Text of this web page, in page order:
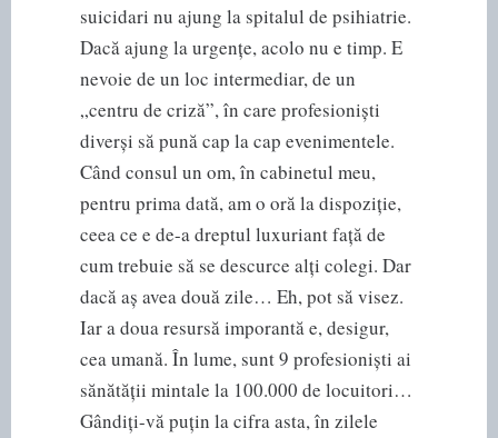
suicidari nu ajung la spitalul de psihiatrie.
Dacă ajung la urgențe, acolo nu e timp. E
nevoie de un loc intermediar, de un
„centru de criză”, în care profesioniști
diverși să pună cap la cap evenimentele.
Când consul un om, în cabinetul meu,
pentru prima dată, am o oră la dispoziție,
ceea ce e de-a dreptul luxuriant față de
cum trebuie să se descurce alți colegi. Dar
dacă aș avea două zile… Eh, pot să visez.
Iar a doua resursă imporantă e, desigur,
cea umană. În lume, sunt 9 profesioniști ai
sănătății mintale la 100.000 de locuitori…
Gândiți-vă puțin la cifra asta, în zilele